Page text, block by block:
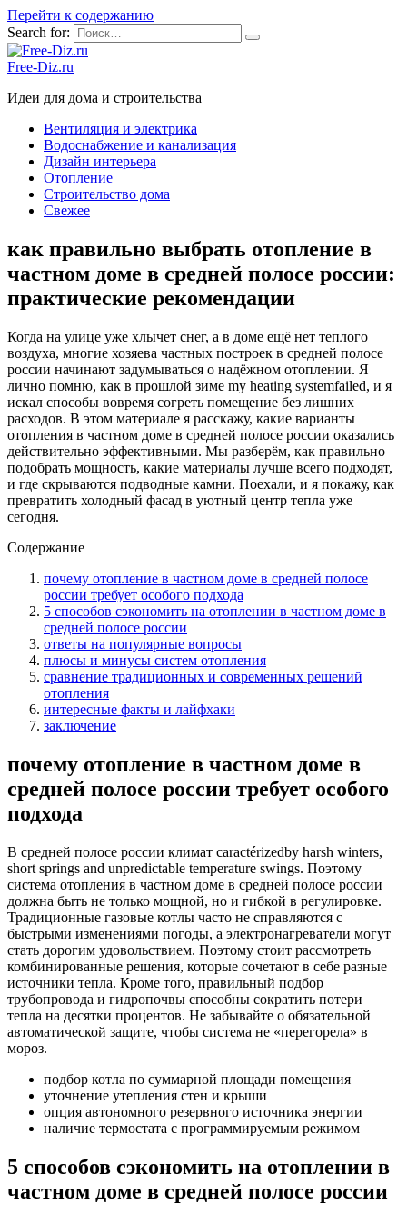
Перейти к содержанию
Search for:
Free-Diz.ru
Идеи для дома и строительства
Вентиляция и электрика
Водоснабжение и канализация
Дизайн интерьера
Отопление
Строительство дома
Свежее
как правильно выбрать отопление в
частном доме в средней полосе россии:
практические рекомендации
Когда на улице уже хлычет снег, а в доме ещё нет теплого
воздуха, многие хозяева частных построек в средней полосе
россии начинают задумываться о надёжном отоплении. Я
лично помню, как в прошлой зиме my heating systemfailed, и я
искал способы вовремя согреть помещение без лишних
расходов. В этом материале я расскажу, какие варианты
отопления в частном доме в средней полосе россии оказались
действительно эффективными. Мы разберём, как правильно
подобрать мощность, какие материалы лучше всего подходят,
и где скрываются подводные камни. Поехали, и я покажу, как
превратить холодный фасад в уютный центр тепла уже
сегодня.
Содержание
почему отопление в частном доме в средней полосе
россии требует особого подхода
5 способов сэкономить на отоплении в частном доме в
средней полосе россии
ответы на популярные вопросы
плюсы и минусы систем отопления
сравнение традиционных и современных решений
отопления
интересные факты и лайфхаки
заключение
почему отопление в частном доме в
средней полосе россии требует особого
подхода
В средней полосе россии климат caractérizedby harsh winters,
short springs and unpredictable temperature swings. Поэтому
система отопления в частном доме в средней полосе россии
должна быть не только мощной, но и гибкой в регулировке.
Традиционные газовые котлы часто не справляются с
быстрыми изменениями погоды, а электронагреватели могут
стать дорогим удовольствием. Поэтому стоит рассмотреть
комбинированные решения, которые сочетают в себе разные
источники тепла. Кроме того, правильный подбор
трубопровода и гидропочвы способны сократить потери
тепла на десятки процентов. Не забывайте о обязательной
автоматической защите, чтобы система не «перегорела» в
мороз.
подбор котла по суммарной площади помещения
уточнение утепления стен и крыши
опция автономного резервного источника энергии
наличие термостата с программируемым режимом
5 способов сэкономить на отоплении в
частном доме в средней полосе россии